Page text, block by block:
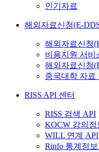
인기자료
해외자료신청(E-
해외자료신청
비용지원 서비
해외자료신청
중국대학 자료
RISS API 센터
RISS 검색 API
KOCW 강의정
WILL 연계 API
Rinfo 통계정